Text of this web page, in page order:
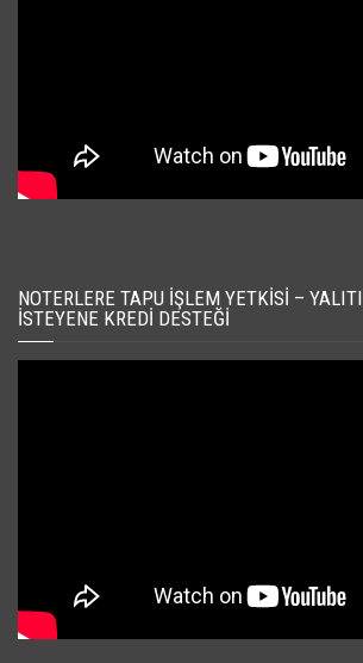
NOTERLERE TAPU İŞLEM YETKISI –
İSTEYENE KREDI DESTEĞI